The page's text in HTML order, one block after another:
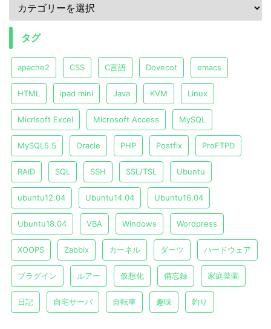
タグ
apache2 CSS C言語 Dovecot emacs
HTML ipad mini Java KVM Linux
Micrlsoft Excel Microsoft Access MySQL
MySQL5.5 Oracle PHP Postfix ProFTPD
RAID SQL SSH SSL/TSL Ubuntu
ubuntu12.04 Ubuntu14.04 Ubuntu16.04
Ubuntu18.04 VBA Windows Wordpress
XOOPS Zabbix カーネル ダーツ ハードウェア
プラグイン ルアー 仮想化 備忘録 家庭菜園
日記 自宅サーバ 自転車 趣味 釣り